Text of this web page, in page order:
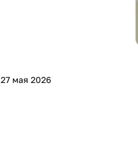
27 мая 2026